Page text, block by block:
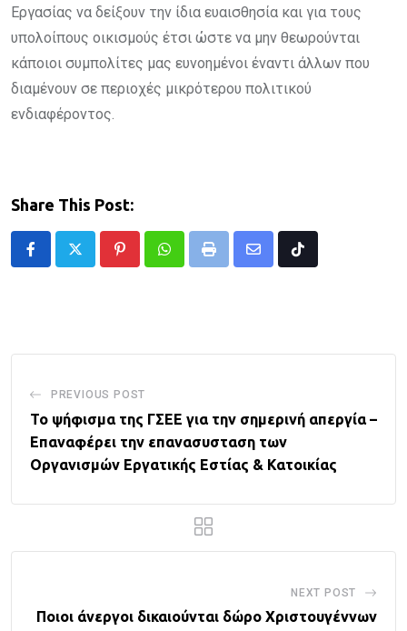
Εργασίας να δείξουν την ίδια ευαισθησία και για τους
υπολοίπους οικισμούς έτσι ώστε να μην θεωρούνται
κάποιοι συμπολίτες μας ευνοημένοι έναντι άλλων που
διαμένουν σε περιοχές μικρότερου πολιτικού
ενδιαφέροντος.
Share This Post:
PinterestWhatsappPrint
Share
Tiktok
PREVIOUS POST
Το ψήφισμα της ΓΣΕΕ για την σημερινή απεργία –
Επαναφέρει την επανασυσταση των
Οργανισμών Εργατικής Εστίας & Κατοικίας
NEXT POST
Ποιοι άνεργοι δικαιούνται δώρο Χριστουγέννων